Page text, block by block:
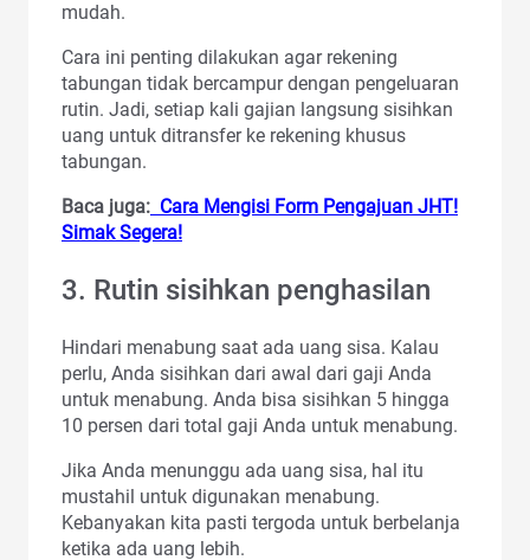
mudah.
Cara ini penting dilakukan agar rekening
tabungan tidak bercampur dengan pengeluaran
rutin. Jadi, setiap kali gajian langsung sisihkan
uang untuk ditransfer ke rekening khusus
tabungan.
Baca juga: Cara Mengisi Form Pengajuan JHT!
Simak Segera!
3. Rutin sisihkan penghasilan
Hindari menabung saat ada uang sisa. Kalau
perlu, Anda sisihkan dari awal dari gaji Anda
untuk menabung. Anda bisa sisihkan 5 hingga
10 persen dari total gaji Anda untuk menabung.
Jika Anda menunggu ada uang sisa, hal itu
mustahil untuk digunakan menabung.
Kebanyakan kita pasti tergoda untuk berbelanja
ketika ada uang lebih.